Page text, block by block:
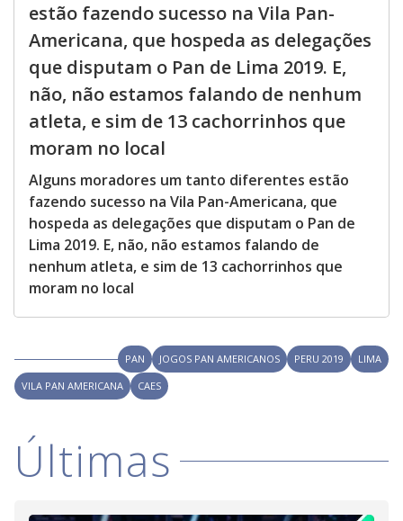
estão fazendo sucesso na Vila Pan-
Americana, que hospeda as delegações
que disputam o Pan de Lima 2019. E,
não, não estamos falando de nenhum
atleta, e sim de 13 cachorrinhos que
moram no local
Alguns moradores um tanto diferentes estão
fazendo sucesso na Vila Pan-Americana, que
hospeda as delegações que disputam o Pan de
Lima 2019. E, não, não estamos falando de
nenhum atleta, e sim de 13 cachorrinhos que
moram no local
PAN JOGOS PAN AMERICANOS PERU 2019
LIMA
VILA PAN AMERICANA
CAES
Últimas